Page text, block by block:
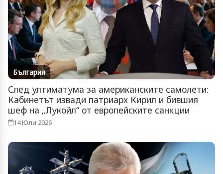
България
След ултиматума за американските самолети:
Кабинетът извади патриарх Кирил и бившия
шеф на „Лукойл“ от европейските санкции
14 Юли 2026